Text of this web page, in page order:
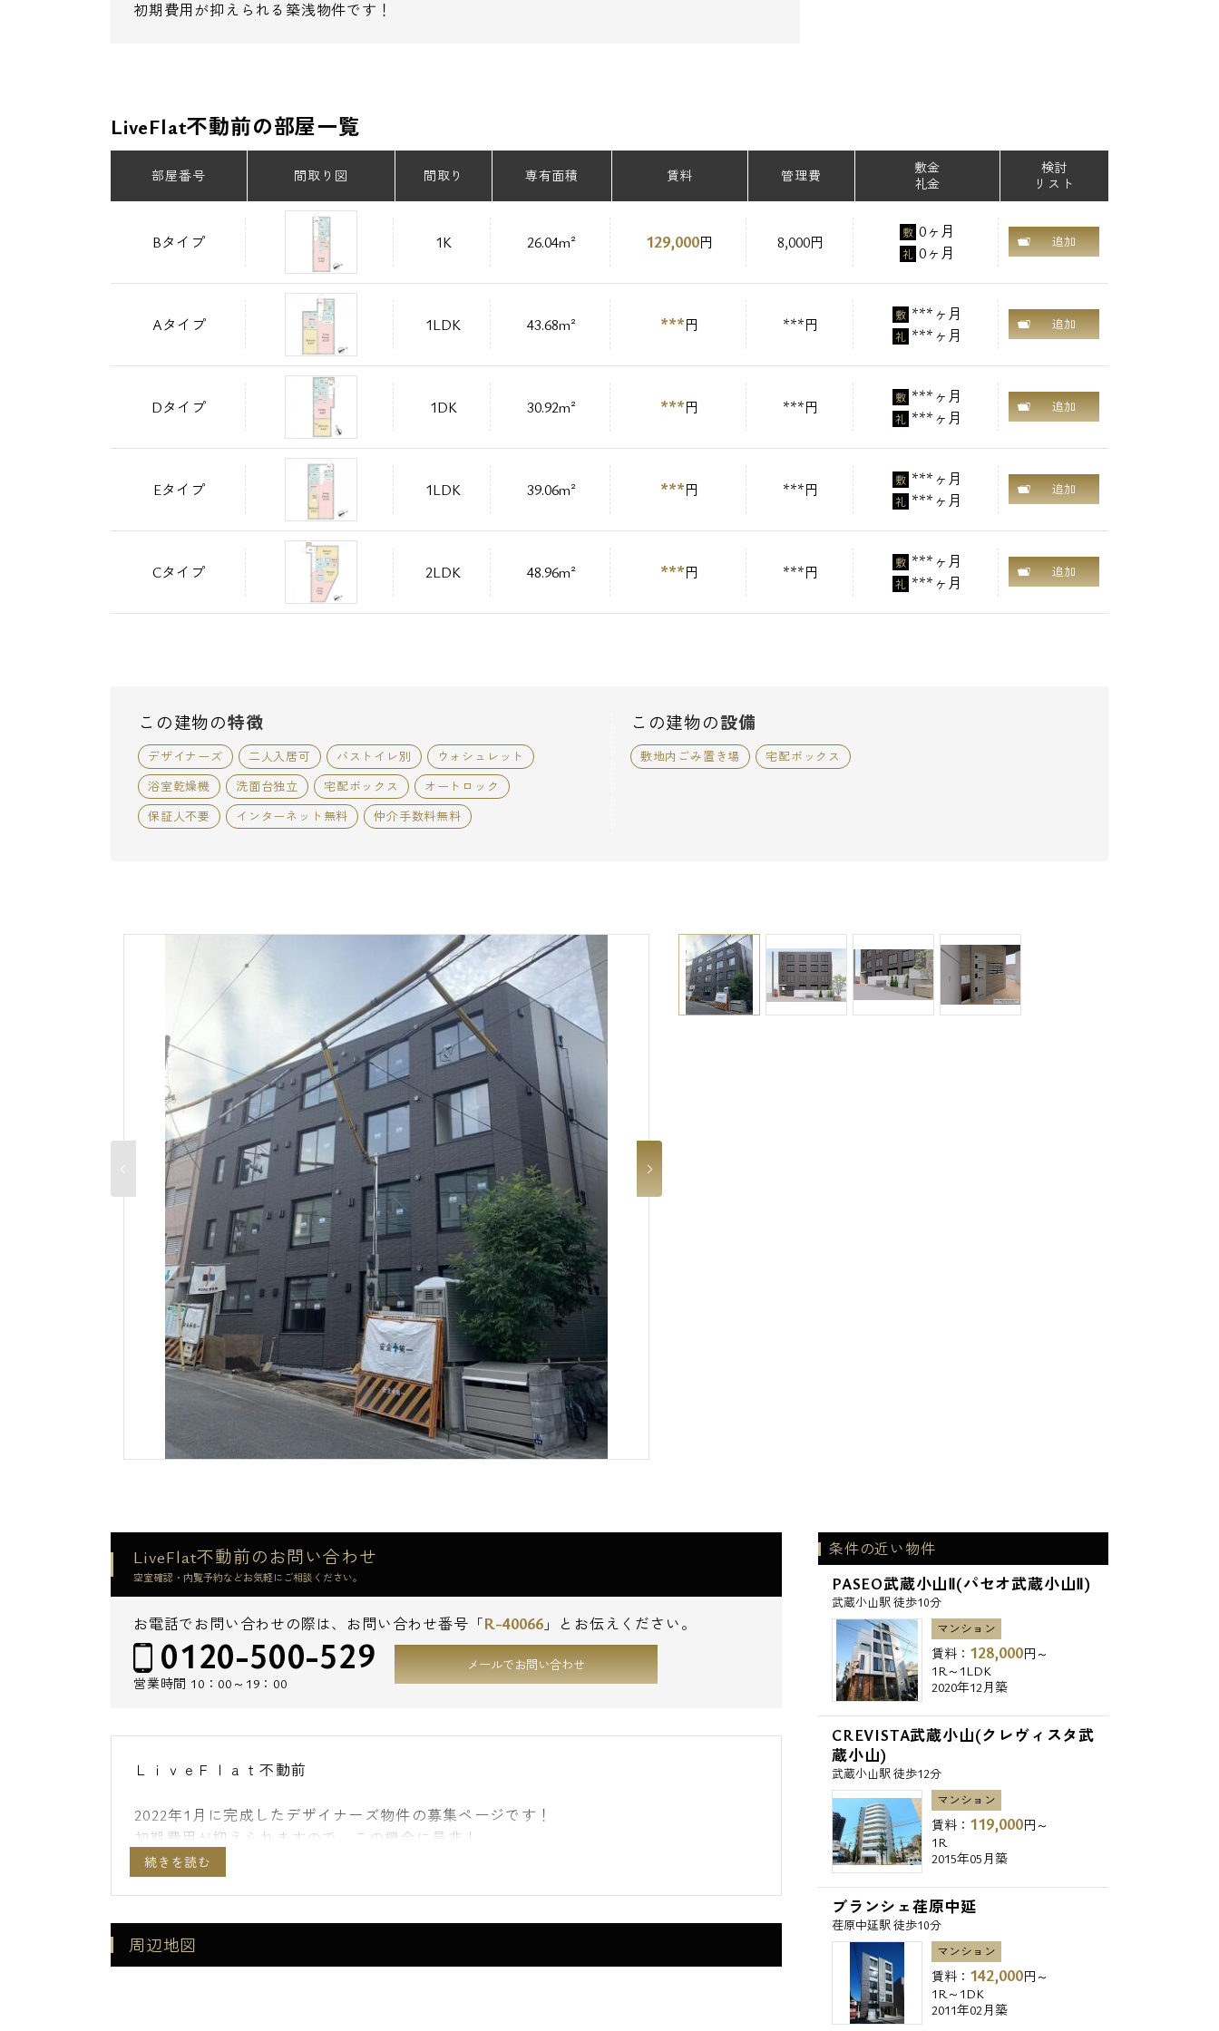
初期費用が抑えられる築浅物件です！
LiveFlat不動前の部屋一覧
部屋番号 間取り図 間取り 専有面積 賃料 管理費
敷金
礼金
検討
リスト
Bタイプ 1K 26.04m² 129,000円 8,000円 敷 0ヶ月
礼 0ヶ月
追加
Aタイプ 1LDK 43.68m² ***円 ***円 敷 ***ヶ月
礼 ***ヶ月
追加
Dタイプ 1DK 30.92m² ***円 ***円 敷 ***ヶ月
礼 ***ヶ月
追加
Eタイプ 1LDK 39.06m² ***円 ***円 敷 ***ヶ月
礼 ***ヶ月
追加
Cタイプ 2LDK 48.96m² ***円 ***円 敷 ***ヶ月
礼 ***ヶ月
追加
この建物の特徴
デザイナーズ 二人入居可 バストイレ別
ウォシュレット
浴室乾燥機
洗面台独立 宅配ボックス
オートロック
保証人不要
インターネット無料 仲介手数料無料
この建物の設備
敷地内ごみ置き場 宅配ボックス
LiveFlat不動前のお問い合わせ
空室確認・内覧予約などお気軽にご相談ください。
お電話でお問い合わせの際は、お問い合わせ番号「R-40066 」とお伝えください。
0120-500-529
営業時間 10：00～19：00
メールでお問い合わせ
ＬｉｖｅＦｌａｔ不動前
2022年1月に完成したデザイナーズ物件の募集ページです！
初期費用が抑えられますので、この機会に是非！
敷金礼金０ヶ月。仲介手数料無料（当社エスアールホーム限定！）
駅”に完成したデザイナーズマンションです。
周辺地図
条件の近い物件
PASEO武蔵小山Ⅱ(パセオ武蔵小山Ⅱ)
武蔵小山駅 徒歩10分
マンション
賃料： 128,000円～
1R～1LDK
2020年12月築
CREVISTA武蔵小山(クレヴィスタ武
蔵小山)
武蔵小山駅 徒歩12分
マンション
賃料： 119,000円～
1R
2015年05月築
ブランシェ荏原中延
荏原中延駅 徒歩10分
マンション
賃料： 142,000円～
1R～1DK
2011年02月築